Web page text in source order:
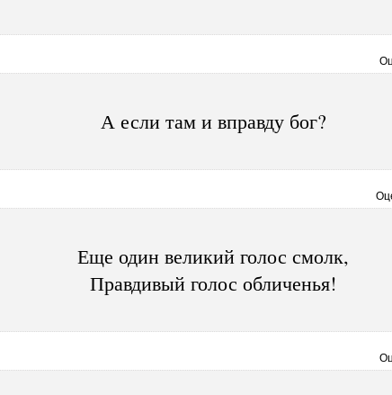
А если там и вправду бог?
Еще один великий голос смолк,
Правдивый голос обличенья!